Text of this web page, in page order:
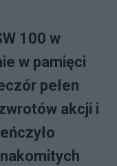
100 w
w pamięci
pełen
akcji i